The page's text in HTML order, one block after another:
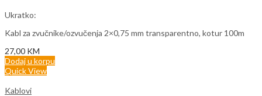
Ukratko:
Kabl za zvučnike/ozvučenja 2×0,75 mm transparentno, kotur 100m
27,00 KM
Dodaj u korpu
Quick View
Kablovi